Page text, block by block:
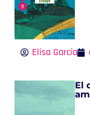
Elisa García
El